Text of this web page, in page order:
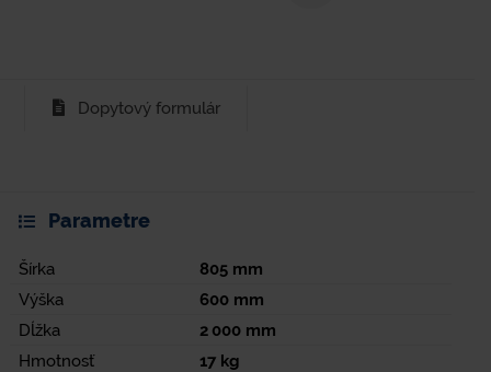
Dopytový formulár
Parametre
Šírka 805 mm
Výška
600 mm
Dĺžka
2 000 mm
Hmotnosť
17 kg